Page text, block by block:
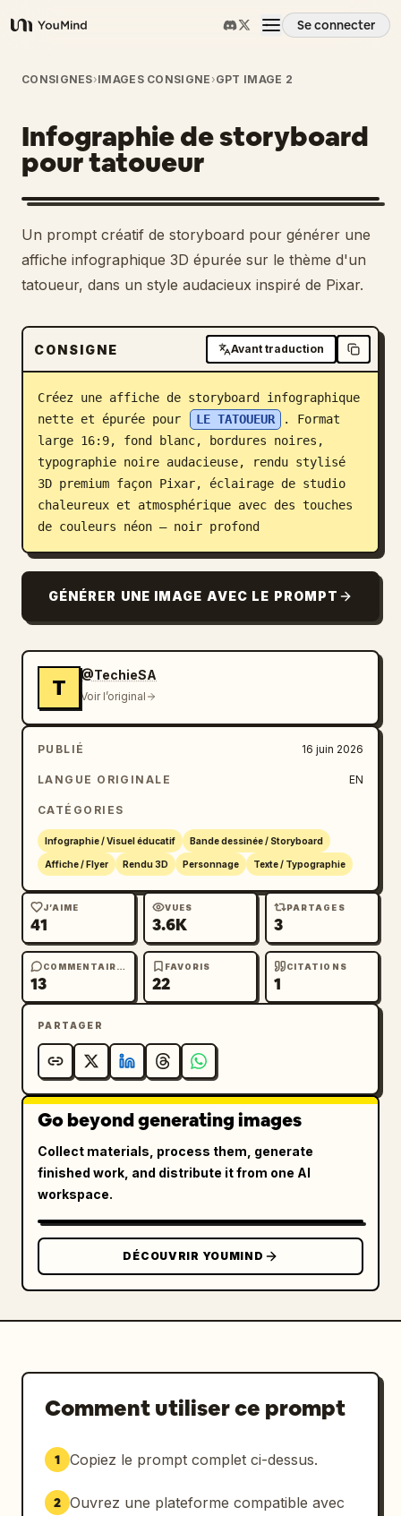
YouMind
Se connecter
Aperçu
Cas d'usage
Compétences
Invites
Télécharger
Blog
Mises à jour
CONSIGNES›IMAGES CONSIGNE ›GPT IMAGE 2
Infographie de storyboard
pour tatoueur
Un prompt créatif de storyboard pour générer une
affiche infographique 3D épurée sur le thème d'un
tatoueur, dans un style audacieux inspiré de Pixar.
CONSIGNE Avant traduction
Créez une affiche de storyboard infographique
nette et épurée pour
LE TATOUEUR
. Format
large 16:9, fond blanc, bordures noires,
typographie noire audacieuse, rendu stylisé
3D premium façon Pixar, éclairage de studio
chaleureux et atmosphérique avec des touches
de couleurs néon — noir profond
GÉNÉRER UNE IMAGE AVEC LE PROMPT
T
@TechieSA
Voir l’original
PUBLIÉ 16 juin 2026
LANGUE ORIGINALE EN
CATÉGORIES
Infographie / Visuel éducatif Bande dessinée / Storyboard
Affiche / Flyer Rendu 3D Personnage Texte / Typographie
J’AIME
41
VUES
3.6K
PARTAGES
3
COMMENTAIRES
13
FAVORIS
22
CITATIONS
1
PARTAGER
Go beyond generating images
Collect materials, process them, generate
finished work, and distribute it from one AI
workspace.
DÉCOUVRIR YOUMIND
Comment utiliser ce prompt
1 Copiez le prompt complet ci-dessus.
2 Ouvrez une plateforme compatible avec